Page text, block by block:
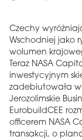
Czechy
Wschodniej jako
wolumen
Teraz NASA
inwestycyjnym
zadebiutowała
Jerozolimskie
EurobuildCEE
officerem NASA
transakcji, o